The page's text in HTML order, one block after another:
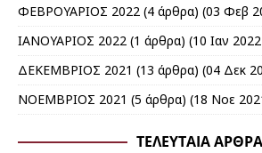
ΦΕΒΡΟΥΑΡΙΟΣ 2022 (4 άρθρα) (03 Φεβ
ΙΑΝΟΥΑΡΙΟΣ 2022 (1 άρθρα) (10 Ιαν
ΔΕΚΕΜΒΡΙΟΣ 2021 (13 άρθρα) (04 Δεκ
ΝΟΕΜΒΡΙΟΣ 2021 (5 άρθρα) (18 Νοε
ΤΕΛΕΥΤΑΊΑ ΆΡΘΡΑ